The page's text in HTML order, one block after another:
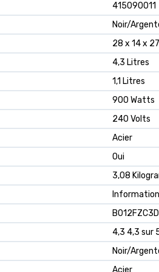
‎415090011
‎Noir/
‎28 x 14 x
‎4,3 Litres
‎1,1 Litres
‎900 Watts
‎240 Volts
‎Acier
‎Oui
‎3,08
4,3 4,3 sur
Noir/